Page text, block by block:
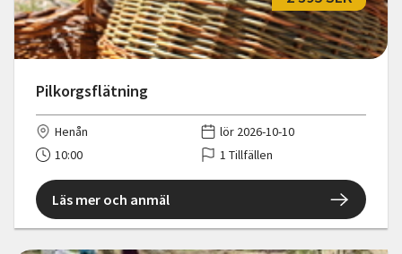
Pilkorgsflätning
Henån
lör 2026-10-10
10:00
1 Tillfällen
Läs mer och anmäl